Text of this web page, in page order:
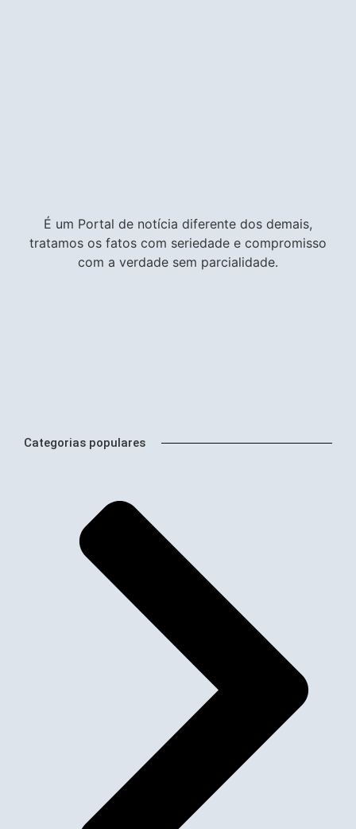
É um Portal de notícia diferente dos demais,
tratamos os fatos com seriedade e compromisso
com a verdade sem parcialidade.
Categorias populares